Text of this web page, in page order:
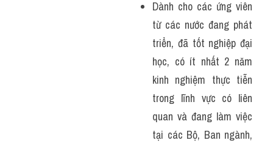
Dành cho các ứng viên
từ các nước đang phát
triển, đã tốt nghiệp đại
học, có ít nhất 2 năm
kinh nghiệm thực tiễn
trong lĩnh vực có liên
quan và đang làm việc
tại các Bộ, Ban ngành,